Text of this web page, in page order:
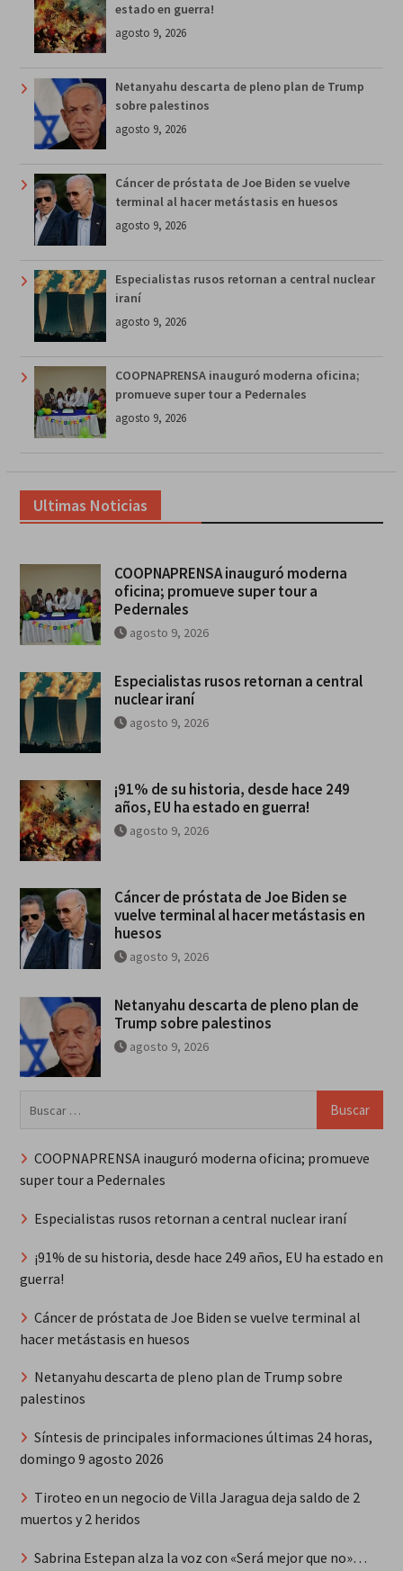
estado en guerra!
agosto 9, 2026
Netanyahu descarta de pleno plan de Trump
sobre palestinos
agosto 9, 2026
Cáncer de próstata de Joe Biden se vuelve
terminal al hacer metástasis en huesos
agosto 9, 2026
Especialistas rusos retornan a central nuclear
iraní
agosto 9, 2026
COOPNAPRENSA inauguró moderna oficina;
promueve super tour a Pedernales
agosto 9, 2026
Ultimas Noticias
COOPNAPRENSA inauguró moderna
oficina; promueve super tour a
Pedernales
agosto 9, 2026
Especialistas rusos retornan a central
nuclear iraní
agosto 9, 2026
¡91% de su historia, desde hace 249
años, EU ha estado en guerra!
agosto 9, 2026
Cáncer de próstata de Joe Biden se
vuelve terminal al hacer metástasis en
huesos
agosto 9, 2026
Netanyahu descarta de pleno plan de
Trump sobre palestinos
agosto 9, 2026
COOPNAPRENSA inauguró moderna oficina; promueve
super tour a Pedernales
Especialistas rusos retornan a central nuclear iraní
¡91% de su historia, desde hace 249 años, EU ha estado en
guerra!
Cáncer de próstata de Joe Biden se vuelve terminal al
hacer metástasis en huesos
Netanyahu descarta de pleno plan de Trump sobre
palestinos
Síntesis de principales informaciones últimas 24 horas,
domingo 9 agosto 2026
Tiroteo en un negocio de Villa Jaragua deja saldo de 2
muertos y 2 heridos
Sabrina Estepan alza la voz con «Será mejor que no»…